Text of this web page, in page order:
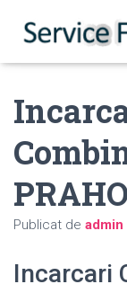
Publicat de admin
Incarcari